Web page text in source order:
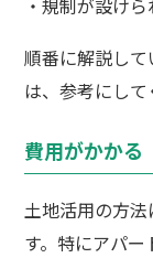
・規制が設け
順番に解説し
は、参考にして
費用がかかる
土地活用の方
す。特にアパ